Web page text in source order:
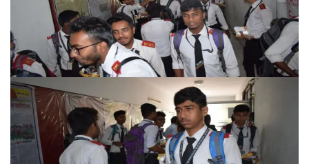
Dhaka Road, Barandi BCMC
College Para, Jessore-7400,
Bangladesh
+88-01711-844881, +88-01711-
844882, +88-01711-067687, +88-
01712-910255, +88-01752-
260408, +88-01752-260409
+880-24777-64103, 68104